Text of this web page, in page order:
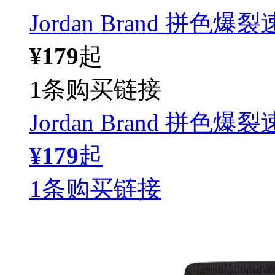
Jordan Brand 拼色爆裂
¥179起
1条购买链接
Jordan Brand 拼色爆裂
¥179起
1条购买链接